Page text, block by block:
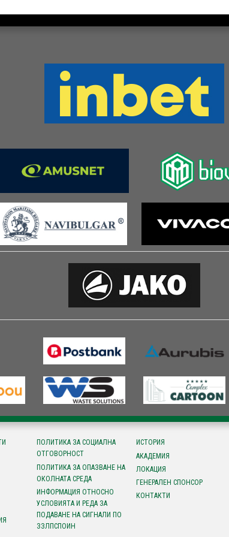
ПОЛИТИКА ЗА СОЦИАЛНА
ОТГОВОРНОСТ
ПОЛИТИКА ЗА ОПАЗВАНЕ НА
ОКОЛНАТА СРЕДА
ИНФОРМАЦИЯ ОТНОСНО
УСЛОВИЯТА И РЕДА ЗА
ПОДАВАНЕ НА СИГНАЛИ ПО
ЗЗЛПСПОИН
ИСТОРИЯ
АКАДЕМИЯ
ЛОКАЦИЯ
ГЕНЕРАЛЕН СПОНСОР
КОНТАКТИ